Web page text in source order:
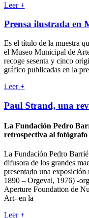
Leer+
Prensa ilustrada en
Es el título de la muestra
el Museo Municipal de
recoge sesenta y cinco
gráfico publicadas en la
Leer+
Paul Strand, una
La Fundación Pedro
retrospectiva al
La Fundación Pedro
difusora de los grandes
presentado una
1890 – Orgeval, 1976) -
Aperture Foundation de
Art- en la
Leer+